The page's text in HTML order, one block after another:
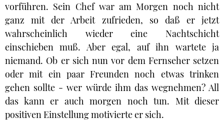
vorführen. Sein Chef war am Morgen noch nicht
ganz mit der Arbeit zufrieden, so daß er jetzt
wahrscheinlich wieder eine Nachtschicht
einschieben muß. Aber egal, auf ihn wartete ja
niemand. Ob er sich nun vor dem Fernseher setzen
oder mit ein paar Freunden noch etwas trinken
gehen sollte - wer würde ihm das wegnehmen? All
das kann er auch morgen noch tun. Mit dieser
positiven Einstellung motivierte er sich.